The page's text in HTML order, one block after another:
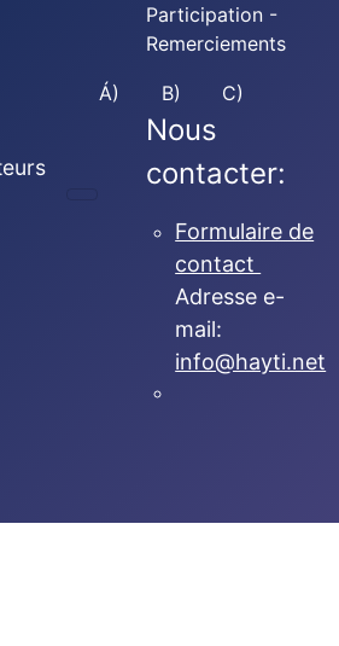
Participation -
Remerciements
Á) B) C)
Nous
contacter:
Formulaire de
contact
Adresse e-
mail:
info@hayti.net